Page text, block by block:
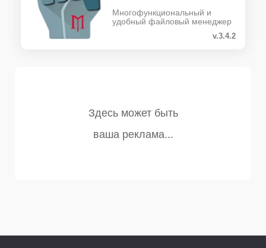
Многофункциональный и
удобный файловый менеджер
v.3.4.2